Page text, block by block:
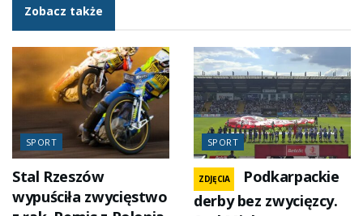
Zobacz także
SPORT
Stal Rzeszów
wypuściła zwycięstwo
SPORT
ZDJĘCIA
Podkarpackie
derby bez zwycięzcy.